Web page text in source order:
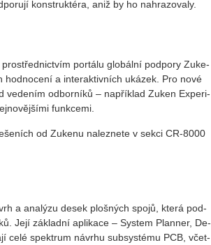
kon­struk­té­ra, aniž by ho na­hra­zo­va­ly.
por­tá­lu glo­bál­ní pod­po­ry Zu­ke­
a in­ter­ak­tiv­ních uká­zek. Pro nové
ve­de­ním od­bor­ní­ků – na­pří­klad Zuken Ex­pe­ri­
funk­ce­mi.
od Zu­ke­nu na­lez­ne­te v sekci CR-8000
a ana­lý­zu desek ploš­ných spojů, která pod­
Její zá­klad­ní apli­ka­ce – Sys­tem Plan­ner, De­
celé spek­trum ná­vr­hu sub­sys­té­mu PCB, včet­